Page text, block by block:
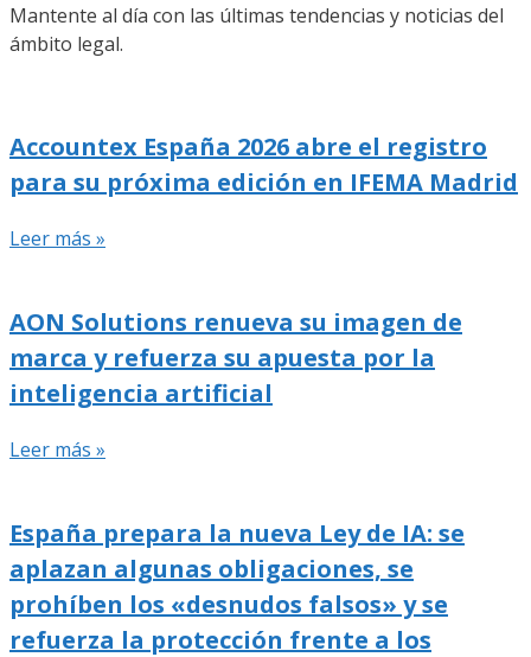
Mantente al día con las últimas tendencias y noticias del
ámbito legal.
Accountex España 2026 abre el registro
para su próxima edición en IFEMA Madrid
Leer más »
AON Solutions renueva su imagen de
marca y refuerza su apuesta por la
inteligencia artificial
Leer más »
España prepara la nueva Ley de IA: se
aplazan algunas obligaciones, se
prohíben los «desnudos falsos» y se
refuerza la protección frente a los